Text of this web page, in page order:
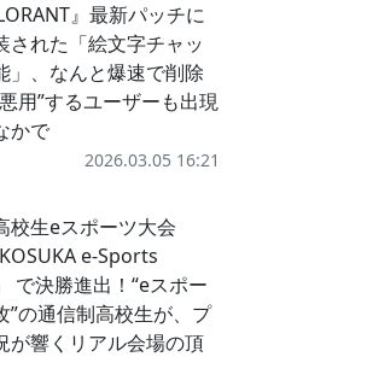
』最新パッチに
された「絵文字チャッ
」、なんと爆速で削除
用”するユーザーも出現
かで
2026.03.05 16:21
校生eスポーツ大会
e-Sports
で決勝進出！“eスポー
”の通信制高校生が、プ
が響くリアル会場の頂